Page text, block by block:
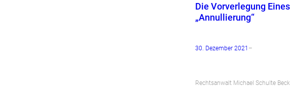
Die Vorverlegung
„Annullierung“
30. Dezember 2021 –
Rechtsanwalt Michael Schulte